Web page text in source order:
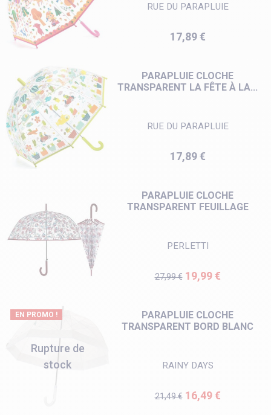
RUE DU PARAPLUIE
Prix
17,89 €
PARAPLUIE CLOCHE
TRANSPARENT LA FÊTE À LA...
RUE DU PARAPLUIE
Prix
17,89 €
PARAPLUIE CLOCHE
TRANSPARENT FEUILLAGE
PERLETTI
Prix de base
27,99 € Prix
19,99 €
Rupture de
stock
PARAPLUIE CLOCHE
TRANSPARENT BORD BLANC
RAINY DAYS
Prix de base
21,49 € Prix
16,49 €
EN PROMO !